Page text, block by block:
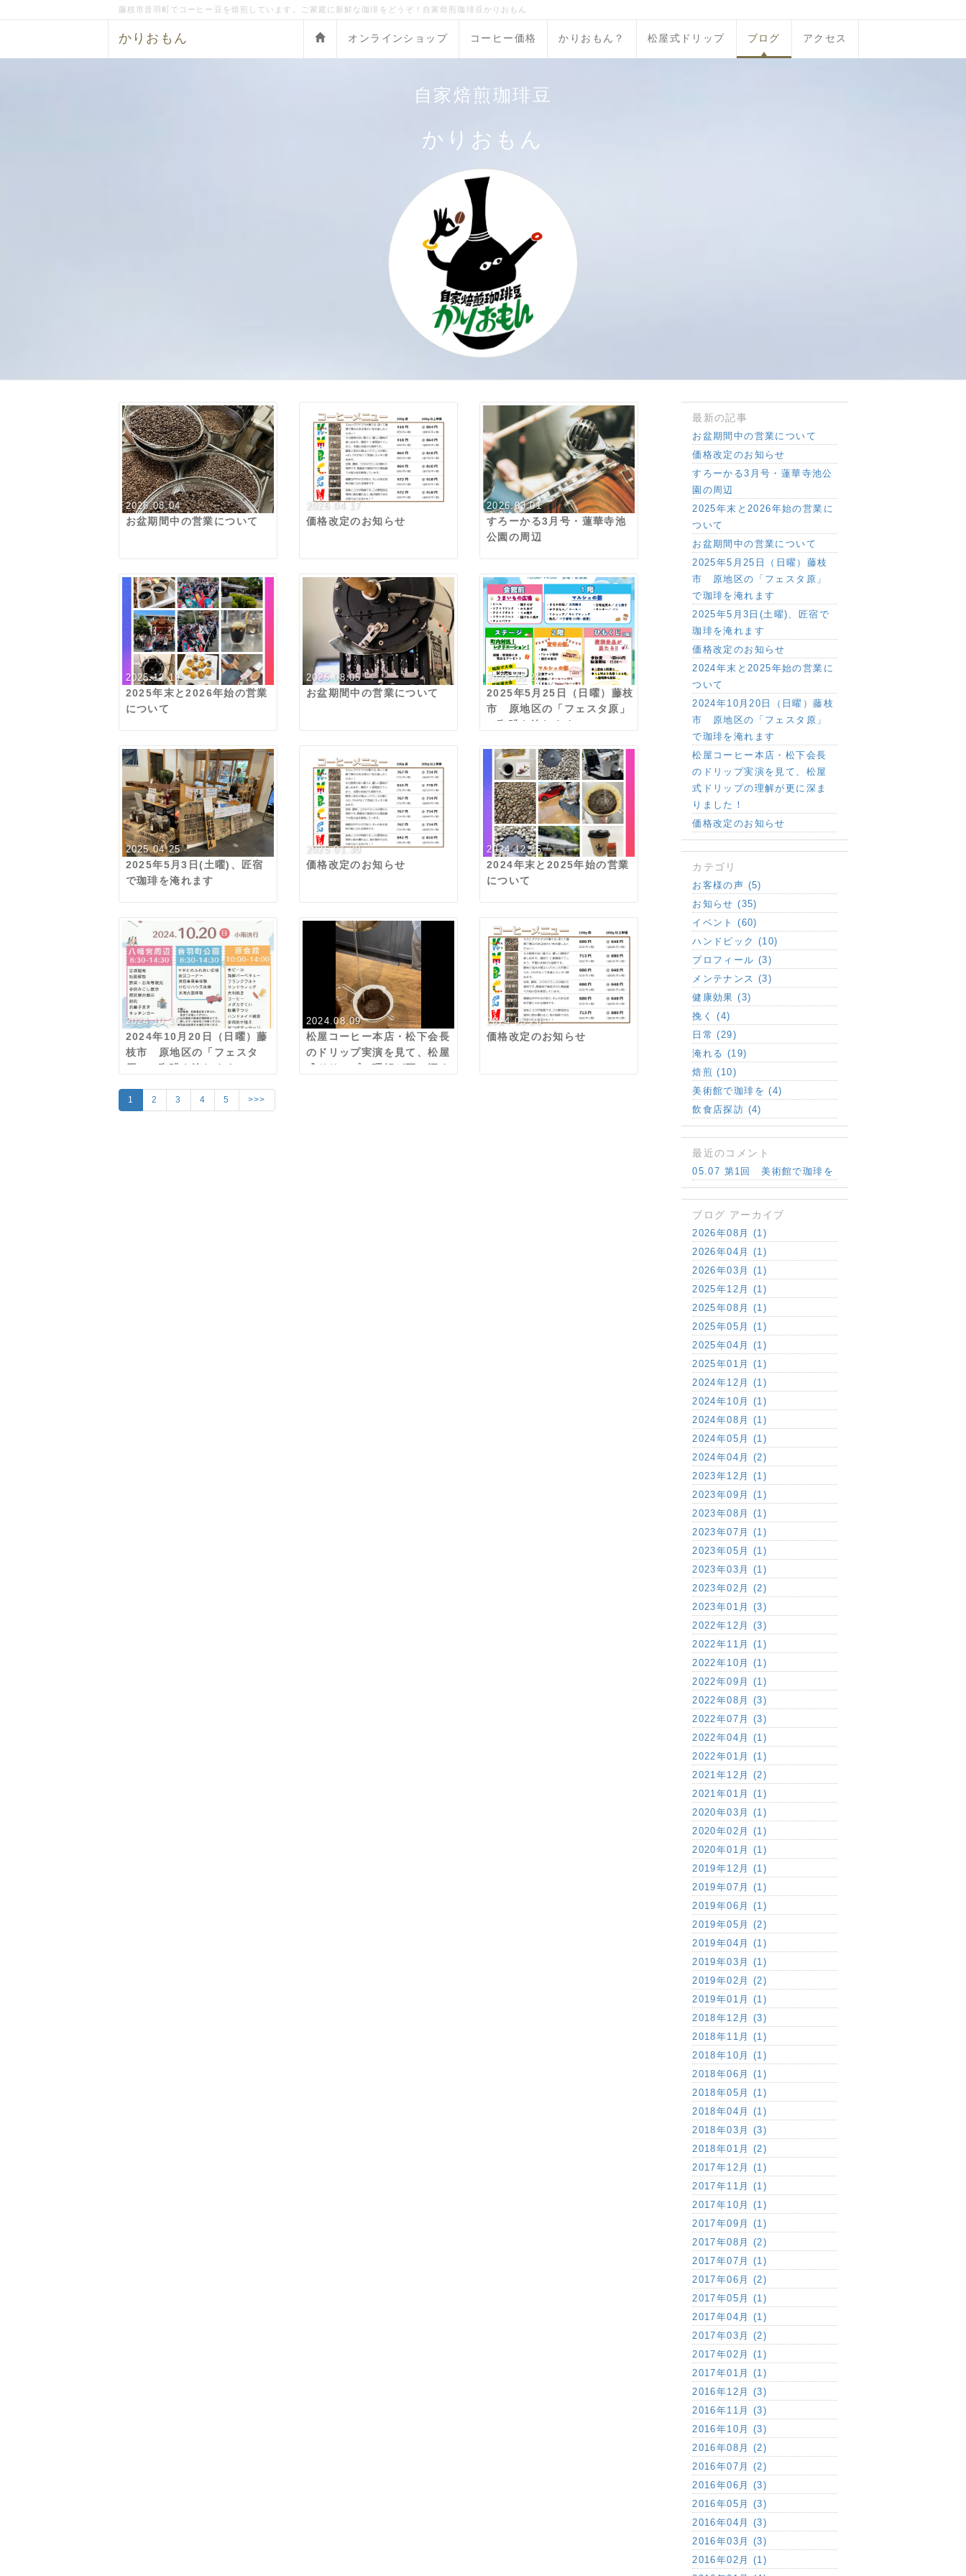
藤枝市音羽町でコーヒー豆を焙煎しています。ご家庭に新鮮な珈琲をどうぞ！自家焙煎珈琲豆かりおもん
かりおもん オンラインショップ コーヒー価格 かりおもん？ 松屋式ドリップ ブログ アクセス
自家焙煎珈琲豆
かりおもん
2026.08.04
お盆期間中の営業について
2026.04.17
価格改定のお知らせ
2026.03.01
すろーかる3月号・蓮華寺池
公園の周辺
2025.12.19
2025年末と2026年始の営業
について
2025.08.05
お盆期間中の営業について
2025.05.20
2025年5月25日（日曜）藤枝
市 原地区の「フェスタ原」
で珈琲を淹れます
2025.04.25
2025年5月3日(土曜)、匠宿
で珈琲を淹れます
2025.01.30
価格改定のお知らせ
2024.12.25
2024年末と2025年始の営業
について
2024.10.10
2024年10月20日（日曜）藤
枝市 原地区の「フェスタ
原」で珈琲を淹れます
2024.08.09
松屋コーヒー本店・松下会長
のドリップ実演を見て、松屋
式ドリップの理解が更に深ま
2024.05.20
価格改定のお知らせ
1 2 3 4 5 >>>
最新の記事
お盆期間中の営業について
価格改定のお知らせ
すろーかる3月号・蓮華寺池公
園の周辺
2025年末と2026年始の営業に
ついて
お盆期間中の営業について
2025年5月25日（日曜）藤枝
市 原地区の「フェスタ原」
で珈琲を淹れます
2025年5月3日(土曜)、匠宿で
珈琲を淹れます
価格改定のお知らせ
2024年末と2025年始の営業に
ついて
2024年10月20日（日曜）藤枝
市 原地区の「フェスタ原」
で珈琲を淹れます
松屋コーヒー本店・松下会長
のドリップ実演を見て、松屋
式ドリップの理解が更に深ま
りました！
価格改定のお知らせ
カテゴリ
お客様の声 (5)
お知らせ (35)
イベント (60)
ハンドピック (10)
プロフィール (3)
メンテナンス (3)
健康効果 (3)
挽く (4)
日常 (29)
淹れる (19)
焙煎 (10)
美術館で珈琲を (4)
飲食店探訪 (4)
最近のコメント
05.07 第1回 美術館で珈琲を
ブログ アーカイブ
2026年08月 (1)
2026年04月 (1)
2026年03月 (1)
2025年12月 (1)
2025年08月 (1)
2025年05月 (1)
2025年04月 (1)
2025年01月 (1)
2024年12月 (1)
2024年10月 (1)
2024年08月 (1)
2024年05月 (1)
2024年04月 (2)
2023年12月 (1)
2023年09月 (1)
2023年08月 (1)
2023年07月 (1)
2023年05月 (1)
2023年03月 (1)
2023年02月 (2)
2023年01月 (3)
2022年12月 (3)
2022年11月 (1)
2022年10月 (1)
2022年09月 (1)
2022年08月 (3)
2022年07月 (3)
2022年04月 (1)
2022年01月 (1)
2021年12月 (2)
2021年01月 (1)
2020年03月 (1)
2020年02月 (1)
2020年01月 (1)
2019年12月 (1)
2019年07月 (1)
2019年06月 (1)
2019年05月 (2)
2019年04月 (1)
2019年03月 (1)
2019年02月 (2)
2019年01月 (1)
2018年12月 (3)
2018年11月 (1)
2018年10月 (1)
2018年06月 (1)
2018年05月 (1)
2018年04月 (1)
2018年03月 (3)
2018年01月 (2)
2017年12月 (1)
2017年11月 (1)
2017年10月 (1)
2017年09月 (1)
2017年08月 (2)
2017年07月 (1)
2017年06月 (2)
2017年05月 (1)
2017年04月 (1)
2017年03月 (2)
2017年02月 (1)
2017年01月 (1)
2016年12月 (3)
2016年11月 (3)
2016年10月 (3)
2016年08月 (2)
2016年07月 (2)
2016年06月 (3)
2016年05月 (3)
2016年04月 (3)
2016年03月 (3)
2016年02月 (1)